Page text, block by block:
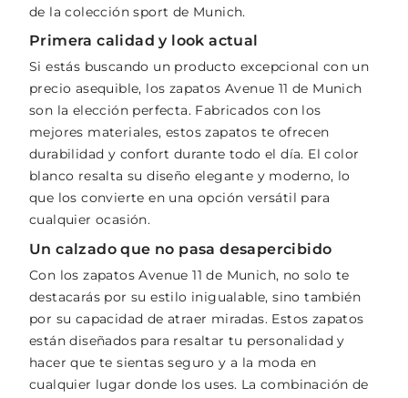
de la colección sport de Munich.
Primera calidad y look actual
Si estás buscando un producto excepcional con un
precio asequible, los zapatos Avenue 11 de Munich
son la elección perfecta. Fabricados con los
mejores materiales, estos zapatos te ofrecen
durabilidad y confort durante todo el día. El color
blanco resalta su diseño elegante y moderno, lo
que los convierte en una opción versátil para
cualquier ocasión.
Un calzado que no pasa desapercibido
Con los zapatos Avenue 11 de Munich, no solo te
destacarás por su estilo inigualable, sino también
por su capacidad de atraer miradas. Estos zapatos
están diseñados para resaltar tu personalidad y
hacer que te sientas seguro y a la moda en
cualquier lugar donde los uses. La combinación de